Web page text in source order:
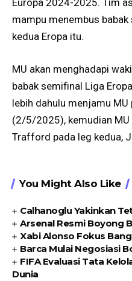
Europa 2024-2025. Tim
mampu menembus
kedua Eropa itu.
MU akan menghadapi
babak semifinal Liga
lebih dahulu menjamu
(2/5/2025), kemudian MU
Trafford pada leg kedua,
You Might Also Like
Calhanoglu Yakinkan
Arsenal Resmi Boyong
Xabi Alonso Fokus
Barca Mulai Negosiasi
FIFA Evaluasi Tata
Dunia